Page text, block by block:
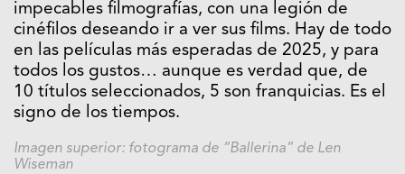
impecables filmografías, con una legión de
cinéfilos deseando ir a ver sus films. Hay de todo
en las películas más esperadas de 2025, y para
todos los gustos… aunque es verdad que, de
10 títulos seleccionados, 5 son franquicias. Es el
signo de los tiempos.
Imagen superior: fotograma de “Ballerina” de Len
Wiseman